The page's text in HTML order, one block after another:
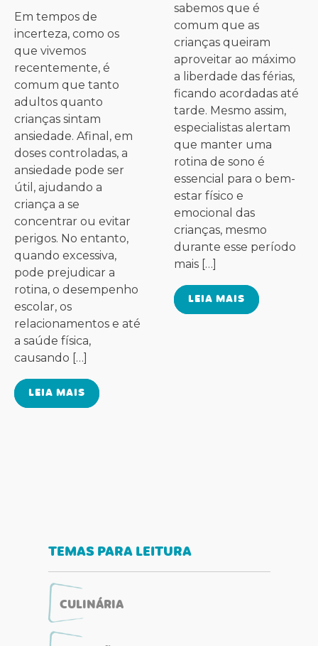
Em tempos de
incerteza, como os
que vivemos
recentemente, é
comum que tanto
adultos quanto
crianças sintam
ansiedade. Afinal, em
doses controladas, a
ansiedade pode ser
útil, ajudando a
criança a se
concentrar ou evitar
perigos. No entanto,
quando excessiva,
pode prejudicar a
rotina, o desempenho
escolar, os
relacionamentos e até
a saúde física,
causando […]
LEIA MAIS
sabemos que é
comum que as
crianças queiram
aproveitar ao máximo
a liberdade das férias,
ficando acordadas até
tarde. Mesmo assim,
especialistas alertam
que manter uma
rotina de sono é
essencial para o bem-
estar físico e
emocional das
crianças, mesmo
durante esse período
mais […]
LEIA MAIS
TEMAS PARA LEITURA
CULINÁRIA